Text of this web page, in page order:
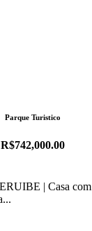
Parque Turistico
R$742,000.00